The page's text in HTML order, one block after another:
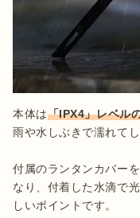
本体は「IPX4」レベル
雨や水しぶきで濡れて
付属のランタンカバー
なり、付着した水滴で
しいポイントです。